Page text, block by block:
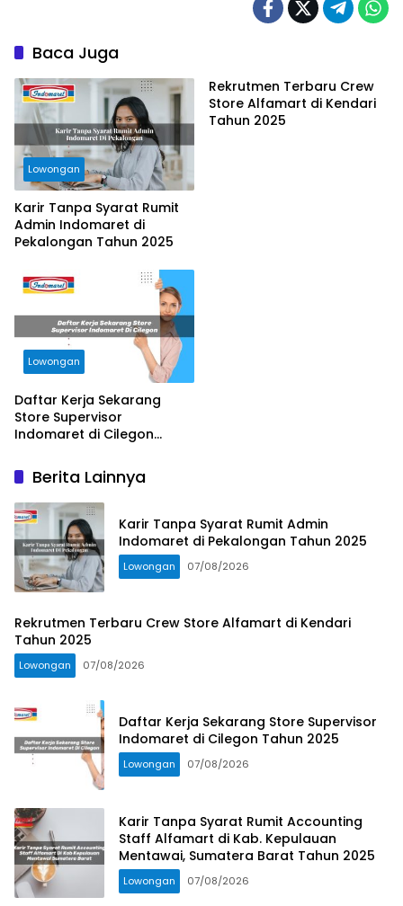
Baca Juga
Lowongan
Karir Tanpa Syarat Rumit
Admin Indomaret di
Pekalongan Tahun 2025
Rekrutmen Terbaru Crew
Store Alfamart di Kendari
Tahun 2025
Lowongan
Daftar Kerja Sekarang
Store Supervisor
Indomaret di Cilegon
Berita Lainnya
Karir Tanpa Syarat Rumit Admin
Indomaret di Pekalongan Tahun 2025
Lowongan 07/08/2026
Rekrutmen Terbaru Crew Store Alfamart di Kendari
Tahun 2025
Lowongan 07/08/2026
Daftar Kerja Sekarang Store Supervisor
Indomaret di Cilegon Tahun 2025
Lowongan 07/08/2026
Karir Tanpa Syarat Rumit Accounting
Staff Alfamart di Kab. Kepulauan
Mentawai, Sumatera Barat Tahun 2025
Lowongan 07/08/2026